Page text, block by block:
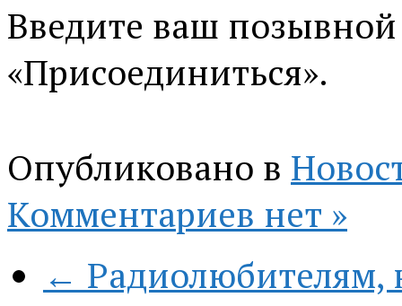
Введите ваш
«Присоединиться».
Опубликовано в
Комментариев нет »
← Радиолюбителям,